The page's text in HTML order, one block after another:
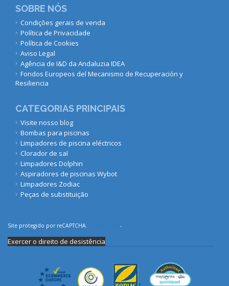
SOBRE NÓS
Condições gerais de venda
Política de Privacidade
Política de Cookies
Aviso Legal
Agência de I&D da Andaluzia IDEA
Fondos Europeos del Mecanismo de Recuperación y
Resiliencia
CATEGORIAS PRINCIPAIS
Visite nosso blog
Bombas para piscinas
Limpadores de piscina eléctricos
Clorador de sal
Limpadores Dolphin
Aspiradores de piscinas Wybot
Limpadores Zodiac
Peças de substituição
Site protegido por reCAPTCHA. -
Exercer o direito de desistência